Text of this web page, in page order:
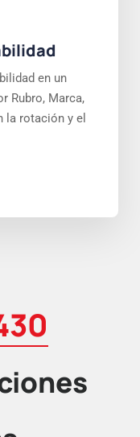
en un
Rubro, Marca,
la rotación y el